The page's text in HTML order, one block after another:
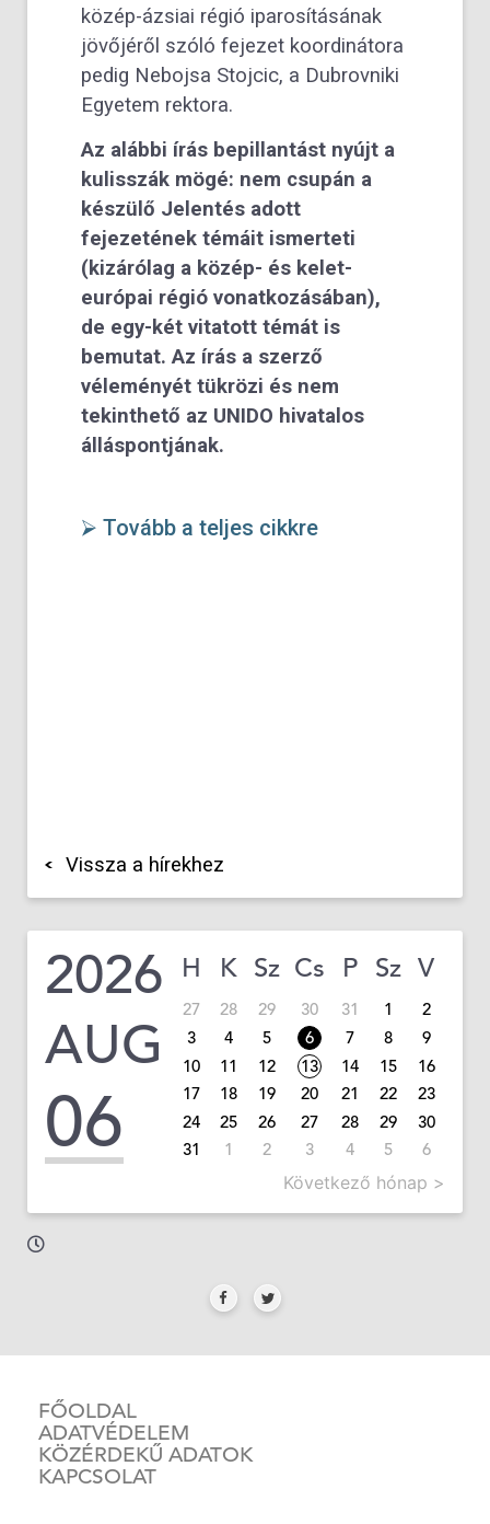
közép-ázsiai régió iparosításának
jövőjéről szóló fejezet koordinátora
pedig Nebojsa Stojcic, a Dubrovniki
Egyetem rektora.
Az alábbi írás bepillantást nyújt a
kulisszák mögé: nem csupán a
készülő Jelentés adott
fejezetének témáit ismerteti
(kizárólag a közép- és kelet-
európai régió vonatkozásában),
de egy-két vitatott témát is
bemutat. Az írás a szerző
véleményét tükrözi és nem
tekinthető az UNIDO hivatalos
álláspontjának.
⮚ Tovább a teljes cikkre
Vissza a hírekhez
2026
AUG
06
H K Sz Cs P Sz V
27 28 29 30 31 1
2
3
4 5 6 7 8
9
10
11 12 13 14 15
16
17
18 19 20 21 22
23
24
25 26 27 28 29
30
31
1 2 3 4 5 6
Következő hónap >
FŐOLDAL
ADATVÉDELEM
KÖZÉRDEKŰ ADATOK
KAPCSOLAT